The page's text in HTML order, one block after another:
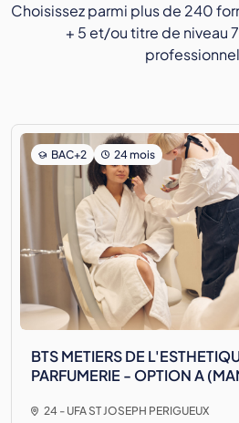
Choisissez parmi plus de 240
+ 5 et/ou titre de niveau
BAC+2 24 mois
BTS METIERS DE
PARFUMERIE - OPTION A
24 - UFA ST JOSEPH PERIGUEUX